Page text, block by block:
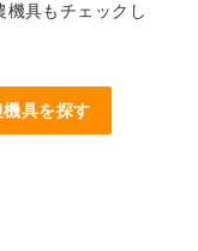
機具もチェックし
機具を探す